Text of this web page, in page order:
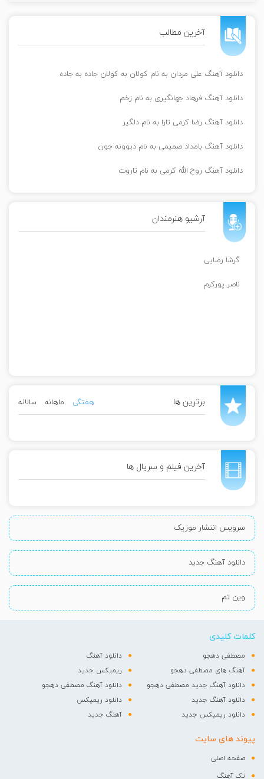
آخرین مطالب
دانلود آهنگ علی مردان به نام کولان به کولان جاده به جاده
دانلود آهنگ فرهاد جهانگیری به نام زخم
دانلود آهنگ رضا کرمی تارا به نام دلگیر
دانلود آهنگ بامداد صمیمی به نام دیوونه جون
دانلود آهنگ روح الله کرمی به نام تاروت
آرشیو هنرمندان
گرشا رضایی
ناصر پورکرم
برترین ها هفتگی ماهانه سالانه
آخرین فیلم و سریال ها
سرویس انتشار موزیک
دانلود آهنگ جدید
وین تم
کلمات کلیدی
مصطفی دهجو
دانلود آهنگ
آهنگ های مصطفی دهجو
ریمیکس جدید
دانلود آهنگ جدید مصطفی دهجو
دانلود آهنگ مصطفی دهجو
دانلود آهنگ جدید
دانلود ریمیکس
دانلود ریمیکس جدید
آهنگ جدید
پیوند های سایت
صفحه اصلی
تک آهنگ